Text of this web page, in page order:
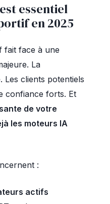
essentiel
en 2025
fait face à une
La
clients potentiels
confiance forts. Et
de votre
les moteurs IA
:
actifs